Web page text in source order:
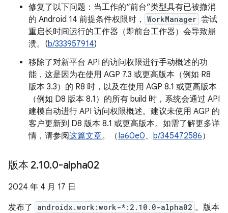
修复了以下问题：当工作的“前台”类型具有已被撤消
的 Android 14 前提条件权限时，
WorkManager 尝试
重启长时间运行的工作器（即前台工作器）会导致崩
溃。(b/333957914)
移除了对新平台 API 的访问权限进行手动概述的功
能，这是因为在使用 AGP 7.3 或更高版本（例如 R8
版本 3.3）的 R8 时，以及在使用 AGP 8.1 或更高版本
（例如 D8 版本 8.1）的所有 build 时，系统会通过 API
建模自动进行 API 访问权限概述。建议未使用 AGP 的
客户更新到 D8 版本 8.1 或更高版本。如需了解更多详
情，请参阅这篇文章。（Ia60e0、 b/345472586）
版本 2.10.0-alpha02
2024 年 4 月 17 日
发布了
androidx.work:work-*:2.10.0-alpha02 。版本